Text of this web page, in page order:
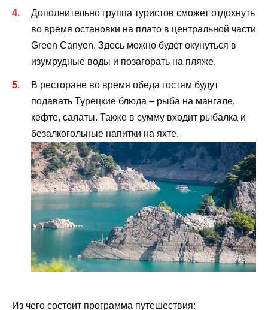
Дополнительно группа туристов сможет отдохнуть
во время остановки на плато в центральной части
Green Canyon. Здесь можно будет окунуться в
изумрудные воды и позагорать на пляже.
В ресторане во время обеда гостям будут
подавать Турецкие блюда – рыба на мангале,
кефте, салаты. Также в сумму входит рыбалка и
безалкогольные напитки на яхте.
Из чего состоит программа путешествия: